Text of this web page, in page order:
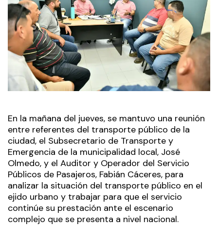
En la mañana del jueves, se mantuvo una reunión
entre referentes del transporte público de la
ciudad, el Subsecretario de Transporte y
Emergencia de la municipalidad local, José
Olmedo, y el Auditor y Operador del Servicio
Públicos de Pasajeros, Fabián Cáceres, para
analizar la situación del transporte público en el
ejido urbano y trabajar para que el servicio
continúe su prestación ante el escenario
complejo que se presenta a nivel nacional.